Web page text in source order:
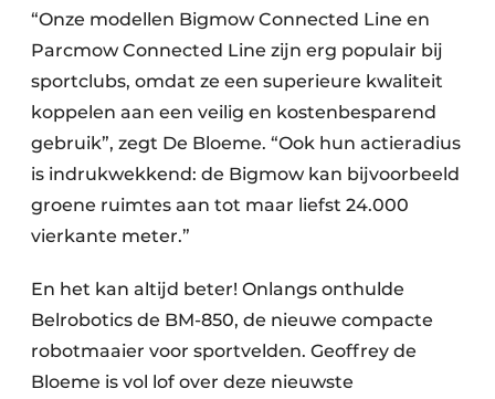
“Onze modellen Bigmow Connected Line en
Parcmow Connected Line zijn erg populair bij
sportclubs, omdat ze een superieure kwaliteit
koppelen aan een veilig en kostenbesparend
gebruik”, zegt De Bloeme. “Ook hun actieradius
is indrukwekkend: de Bigmow kan bijvoorbeeld
groene ruimtes aan tot maar liefst 24.000
vierkante meter.”
En het kan altijd beter! Onlangs onthulde
Belrobotics de BM-850, de nieuwe compacte
robotmaaier voor sportvelden. Geoffrey de
Bloeme is vol lof over deze nieuwste